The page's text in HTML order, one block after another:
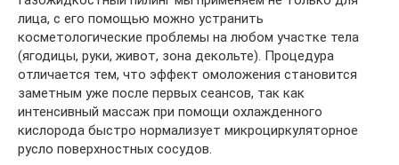
лица, с его помощью можно устранить
косметологические проблемы на любом участке тела
(ягодицы, руки, живот, зона декольте). Процедура
отличается тем, что эффект омоложения становится
заметным уже после первых сеансов, так как
интенсивный массаж при помощи охлажденного
кислорода быстро нормализует микроциркуляторное
русло поверхностных сосудов.